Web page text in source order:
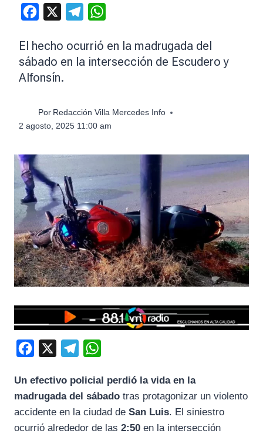
Facebook Telegram
El hecho ocurrió en la madrugada del
sábado en la intersección de Escudero y
Alfonsín.
Por Redacción Villa Mercedes Info
2 agosto, 2025 11:00 am
c
e
b
l
e
g
a
t
s
Un efectivo policial perdió la vida en la
madrugada del sábado tras protagonizar un violento
accidente en la ciudad de San Luis. El siniestro
ocurrió alrededor de las 2:50 en la intersección